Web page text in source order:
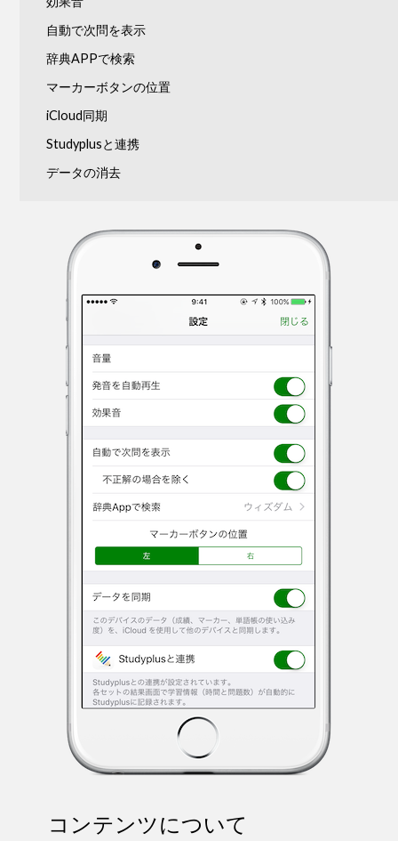
自動で次問を表示
辞典APPで検索
マーカーボタンの位置
iCloud同期
Studyplusと連携
データの消去
コンテンツについて